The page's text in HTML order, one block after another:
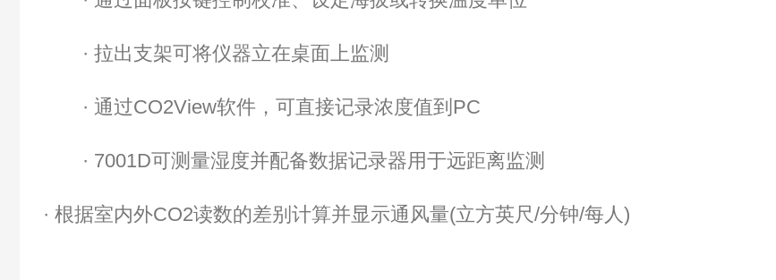
· 拉出支架可将仪器立在桌面上监测
· 通过CO2View软件，可直接记录浓度值到 PC
· 7001D可测量湿度并配备数据记录器用于远距离监测
· 根据室内外CO2读数的差别计算并显示通风量(立方英尺/分钟/每人)